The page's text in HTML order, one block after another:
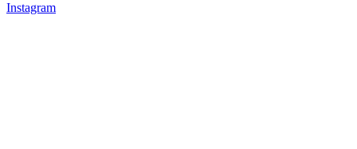
Instagram